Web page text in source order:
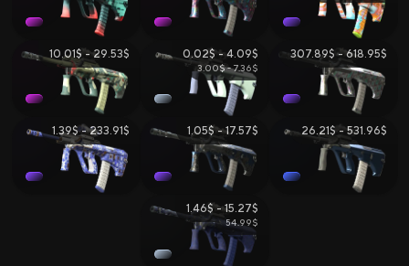
10.01$ - 29.53$ 0.02$ - 4.09$
3.00$ - 7.36$
307.89$ - 618.95$
1.39$ - 233.91$ 1.05$ - 17.57$ 26.21$ - 531.96$
1.46$ - 15.27$
54.99$